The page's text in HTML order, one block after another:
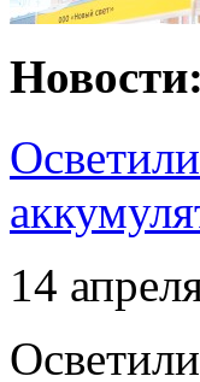
Новости:
14